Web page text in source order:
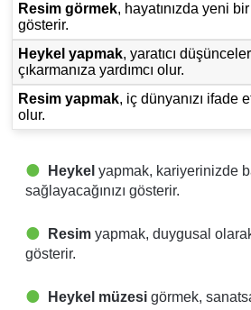
Resim görmek, hayatınızda yeni
gösterir.
Heykel yapmak, yaratıcı
çıkarmanıza yardımcı olur.
Resim yapmak, iç dünyanızı ifade
olur.
Heykel yapmak, kariyerinizde
sağlayacağınızı gösterir.
Resim yapmak, duygusal
gösterir.
Heykel müzesi görmek,